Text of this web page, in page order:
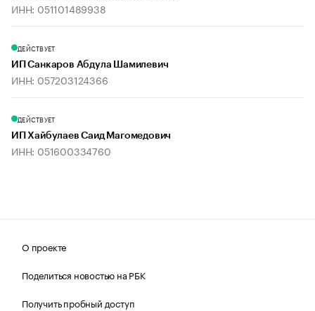
ИНН: 051101489938
ДЕЙСТВУЕТ
ИП Санкаров Абдула Шамилевич
ИНН: 057203124366
ДЕЙСТВУЕТ
ИП Хайбулаев Саид Магомедович
ИНН: 051600334760
О проекте
Поделиться новостью на РБК
Получить пробный доступ